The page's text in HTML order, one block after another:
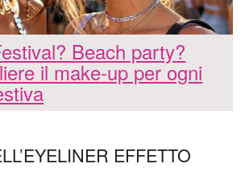
Beach party?
il make-up per ogni
EFFETTO